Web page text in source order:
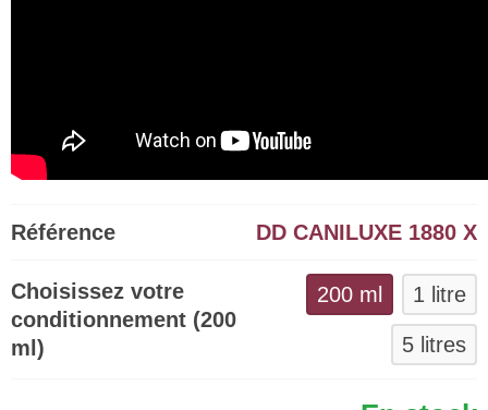
Référence DD CANILUXE 1880 X
Choisissez votre
conditionnement (200
ml)
200 ml 1 litre
5 litres